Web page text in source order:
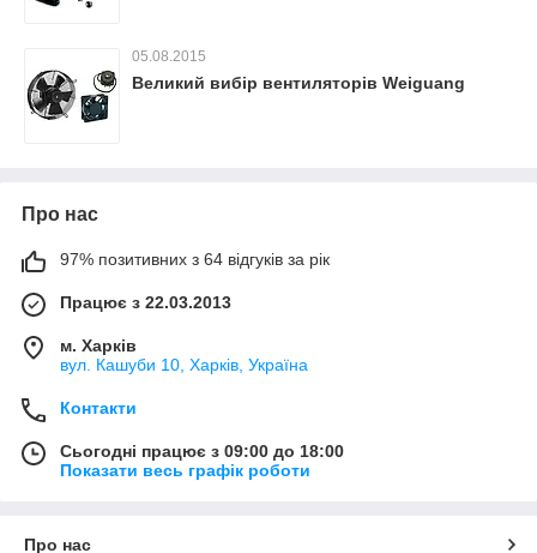
05.08.2015
Великий вибір вентиляторів Weiguang
Про нас
97% позитивних з 64 відгуків за рік
Працює з 22.03.2013
м. Харків
вул. Кашуби 10, Харків, Україна
Контакти
Сьогодні працює з 09:00 до 18:00
Показати весь графік роботи
Про нас